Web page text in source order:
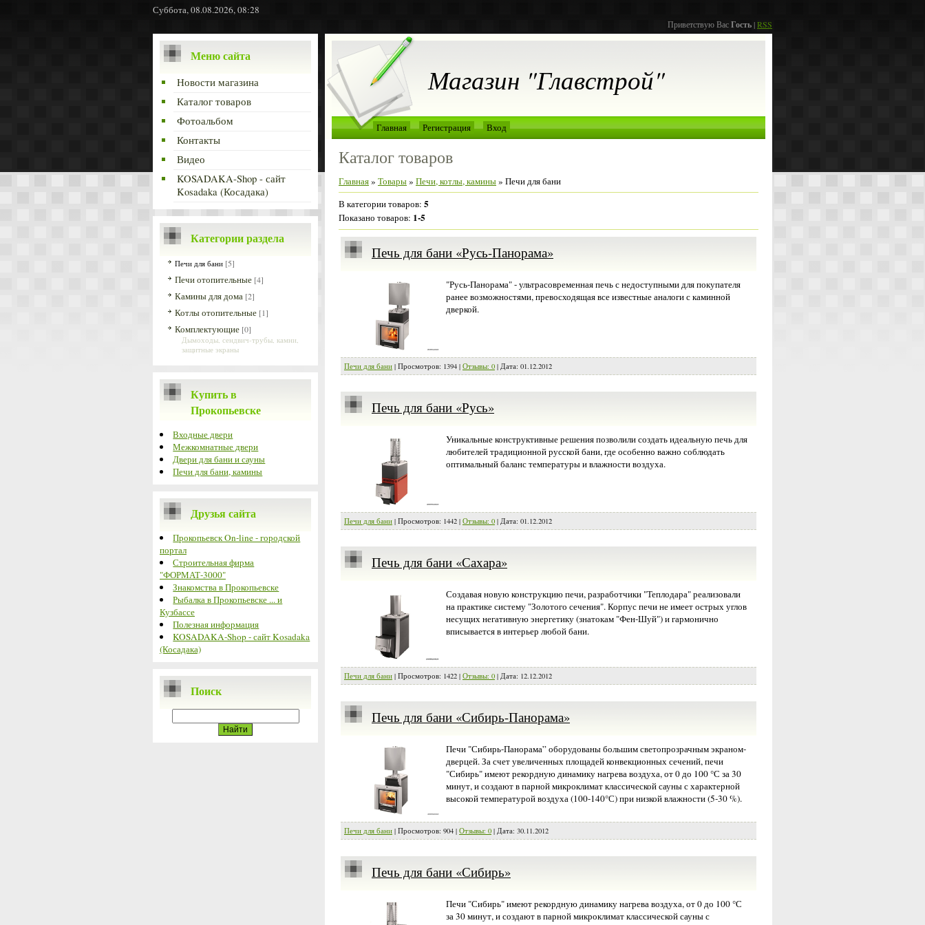
Суббота, 08.08.2026, 08:28
Приветствую ВасГость|RSS
Меню сайта
Новости магазина
Каталог товаров
Фотоальбом
Контакты
Видео
KOSADAKA-Shop - сайт
Kosadaka (Косадака)
Категории раздела
Печи для бани [5]
Печи отопительные [4]
Камины для дома [2]
Котлы отопительные [1]
Комплектующие [0]
Дымоходы, сендвич-трубы, камни,
защитные экраны
Купить в
Прокопьевске
Входные двери
Межкомнатные двери
Двери для бани и сауны
Печи для бани, камины
Друзья сайта
Прокопьевск On-line - городской
портал
Строительная фирма
"ФОРМАТ-3000"
Знакомства в Прокопьевске
Рыбалка в Прокопьевске ... и
Кузбассе
Полезная информация
KOSADAKA-Shop - сайт Kosadaka
(Косадака)
Поиск
Магазин "Главстрой"
Главная Регистрация Вход
Каталог товаров
Главная» Товары» Печи, котлы, камины» Печи для бани
В категории товаров: 5
Показано товаров: 1-5
Печь для бани «Русь-Панорама»
"Русь-Панорама" - ультрасовременная печь с недоступными для покупателя
ранее возможностями, превосходящая все известные аналоги с каминной
дверкой.
Печи для бани | Просмотров: 1394 | Отзывы: 0 | Дата: 01.12.2012
Печь для бани «Русь»
Уникальные конструктивные решения позволили создать идеальную печь для
любителей традиционной русской бани, где особенно важно соблюдать
оптимальный баланс температуры и влажности воздуха.
Печи для бани | Просмотров: 1442 | Отзывы: 0 | Дата: 01.12.2012
Печь для бани «Сахара»
Создавая новую конструкцию печи, разработчики "Теплодара" реализовали
на практике систему "Золотого сечения". Корпус печи не имеет острых углов
несущих негативную энергетику (знатокам "Фен-Шуй") и гармонично
вписывается в интерьер любой бани.
Печи для бани | Просмотров: 1422 | Отзывы: 0 | Дата: 12.12.2012
Печь для бани «Сибирь-Панорама»
Печи "Сибирь-Панорама” оборудованы большим светопрозрачным экраном-
дверцей. За счет увеличенных площадей конвекционных сечений, печи
"Сибирь" имеют рекордную динамику нагрева воздуха, от 0 до 100 °С за 30
минут, и создают в парной микроклимат классической сауны с характерной
высокой температурой воздуха (100-140°С) при низкой влажности (5-30 %).
Печи для бани | Просмотров: 904 | Отзывы: 0 | Дата: 30.11.2012
Печь для бани «Сибирь»
Печи "Сибирь" имеют рекордную динамику нагрева воздуха, от 0 до 100 °С
за 30 минут, и создают в парной микроклимат классической сауны с